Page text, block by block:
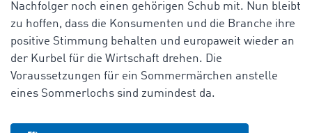
Nachfolger noch einen gehörigen Schub mit. Nun bleibt
zu hoffen, dass die Konsumenten und die Branche ihre
positive Stimmung behalten und europaweit wieder an
der Kurbel für die Wirtschaft drehen. Die
Voraussetzungen für ein Sommermärchen anstelle
eines Sommerlochs sind zumindest da.